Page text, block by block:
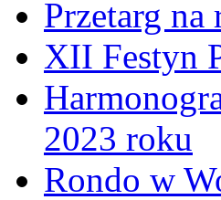
Przetarg
XII Festyn
2023 roku
Rondo w